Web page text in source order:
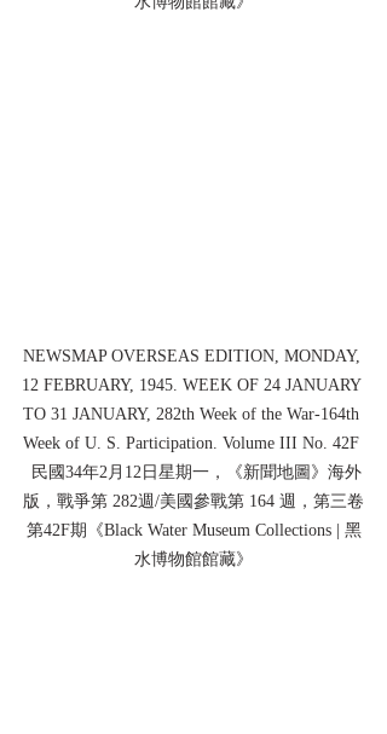
NEWSMAP OVERSEAS EDITION, MONDAY,
12 FEBRUARY, 1945. WEEK OF 24 JANUARY
TO 31 JANUARY, 282th Week of the War-164th
Week of U. S. Participation. Volume III No. 42F
民國34年2月12日星期一，《新聞地圖》海外
版，戰爭第 282週/美國參戰第 164 週，第三卷
第42F期《Black Water Museum Collections | 黑
水博物館館藏》